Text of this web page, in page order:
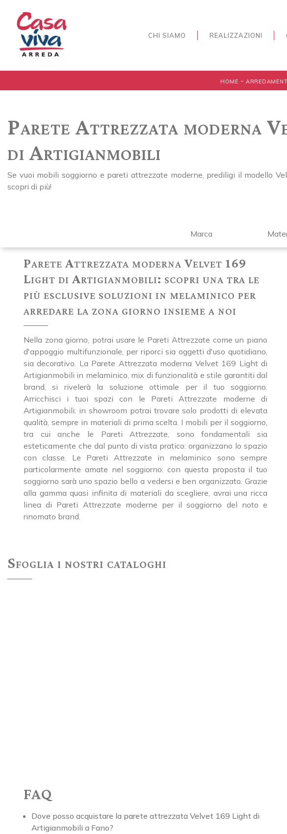
CHI SIAMO REALIZZAZIONI
HOME -
Parete Attrezzata moderna
di Artigianmobili
Se vuoi mobili soggiorno e pareti attrezzate moderne, prediligi il modello
scopri di più!
Marca
Parete Attrezzata moderna Velvet 169
Light di Artigianmobili: scopri una tra le
più esclusive soluzioni in melaminico per
arredare la zona giorno insieme a noi
Nella zona giorno, potrai usare le Pareti Attrezzate come un piano
d'appoggio multifunzionale, per riporci sia oggetti d'uso quotidiano,
sia decorativo. La Parete Attrezzata moderna Velvet 169 Light di
Artigianmobili in melaminico, mix di funzionalità e stile garantiti dal
brand, si rivelerà la soluzione ottimale per il tuo soggiorno.
Arricchisci i tuoi spazi con le Pareti Attrezzate moderne di
Artigianmobili: in showroom potrai trovare solo prodotti di elevata
qualità, sempre in materiali di prima scelta. I mobili per il soggiorno,
tra cui anche le Pareti Attrezzate, sono fondamentali sia
esteticamente che dal punto di vista pratico: organizzano lo spazio
con classe. Le Pareti Attrezzate in melaminico sono sempre
particolarmente amate nel soggiorno: con questa proposta il tuo
soggiorno sarà uno spazio bello a vedersi e ben organizzato. Grazie
alla gamma quasi infinita di materiali da scegliere, avrai una ricca
linea di Pareti Attrezzate moderne per il soggiorno del noto e
rinomato brand.
Sfoglia i nostri cataloghi
FAQ
Dove posso acquistare la parete attrezzata Velvet 169 Light di
Artigianmobili a Fano?